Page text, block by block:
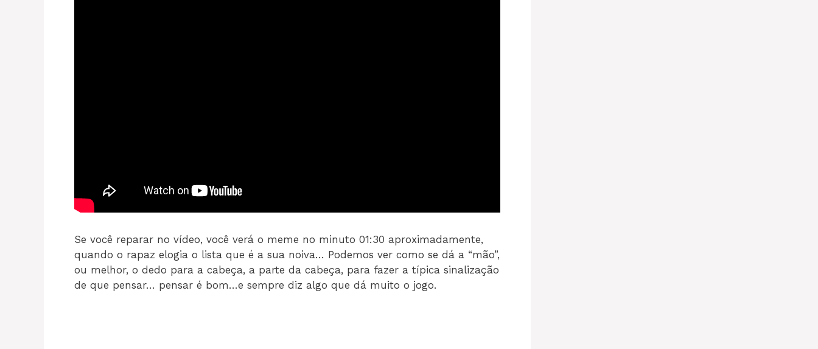
Se você reparar no vídeo, você verá o meme no minuto 01:30 aproximadamente,
quando o rapaz elogia o lista que é a sua noiva… Podemos ver como se dá a “mão”,
ou melhor, o dedo para a cabeça, a parte da cabeça, para fazer a típica sinalização
de que pensar… pensar é bom…e sempre diz algo que dá muito o jogo.